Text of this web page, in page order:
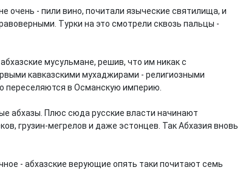
очень - пили вино, почитали языческие святилища, и
Турки на это смотрели сквозь пальцы -
мусульмане, решив, что им никак с
кавказскими мухаджирами - религиозными
переселяются в Османскую империю.
абхазы. Плюс сюда русские власти начинают
грузин-мегрелов и даже эстонцев. Так Абхазия вновь
- абхазские верующие опять таки почитают семь